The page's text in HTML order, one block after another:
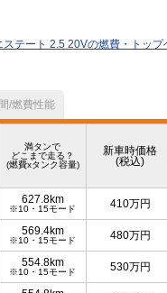
ステート 2.5 20Vの燃費・トップ
/燃費性能
満タンで
どこまで走る？
(燃費xタンク容量)
新車時価格
(税込)
627.8km
※10・15モード 410万円
569.4km
※10・15モード 480万円
554.8km
※10・15モード 530万円